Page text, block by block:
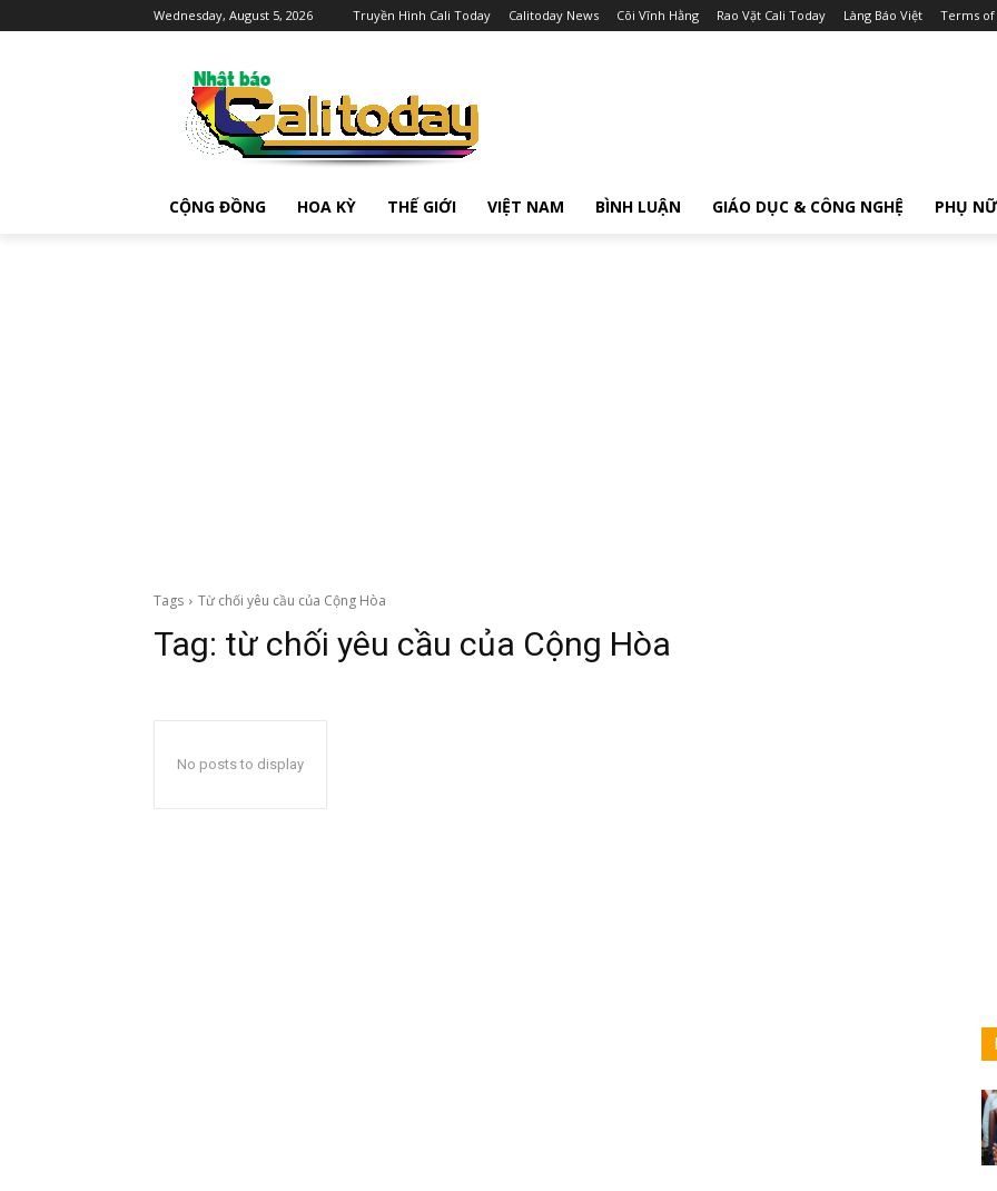
Wednesday, August 5, 2026 Truyền Hình Cali Today Calitoday News Cõi Vĩnh Hằng Rao Vặt Cali Today Làng Báo Việt Terms of
CỘNG ĐỒNG HOA KỲ THẾ GIỚI VIỆT NAM BÌNH LUẬN GIÁO DỤC & CÔNG NGHỆ PHỤ NỮ
Tags Từ chối yêu cầu của Cộng Hòa
Tag: từ chối yêu cầu của Cộng Hòa
No posts to display